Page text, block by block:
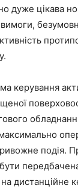
дуже цікава
вимоги,
керування
подія.
дистанційне